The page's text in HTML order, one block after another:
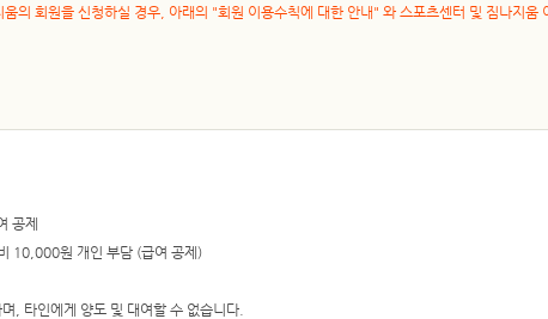
의 회원을 신청하실 경우, 아래의 "회원 이용수칙에 대한 안내" 와 스포츠센터 및 짐나지움
공제
10,000원 개인 부담 (급여 공제)
, 타인에게 양도 및 대여할 수 없습니다.